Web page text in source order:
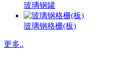
玻璃钢罐
玻璃钢格栅(板)
更多..